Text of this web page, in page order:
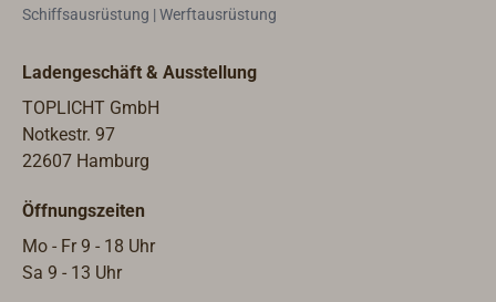
(Seitenlichter,
Ankerlicht und
Dreifarbenlaterne).
Der Ausfall einer
Laterne wird über
die Elektronik
gemeldet und die
auf dem Display
erlischt. Zusätzlich
Schiffsausrüstung | Werftausrüstung
Ladengeschäft & Ausstellung
TOPLICHT GmbH
Notkestr. 97
22607 Hamburg
Öffnungszeiten
Mo - Fr 9 - 18 Uhr
Sa 9 - 13 Uhr